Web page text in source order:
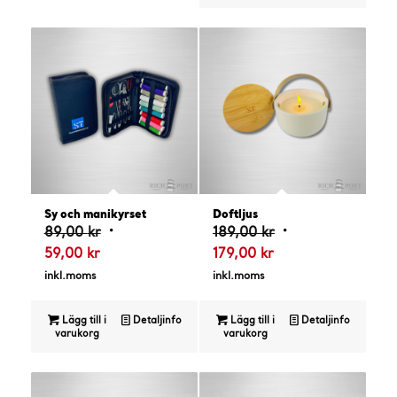
Sy och manikyrset
89,00kr Det
89,00 kr.
59,00 krDet
är:
59,00 kr.
inkl.moms
Lägg till i
varukorg
Detaljinfo
Doftljus
189,00kr Det
189,00 kr.
179,00 krDet
är:
inkl.moms
Lägg till i
varukorg
Detaljinfo